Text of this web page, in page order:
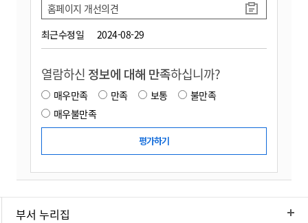
최근수정일 2024-08-29
홈페이지 개선의견
열람하신 정보에 대해 만족하십니까?
매우만족 만족 보통
불만족
매우불만족
부서 누리집